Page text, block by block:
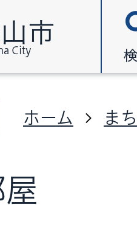
市
City
ホーム ま